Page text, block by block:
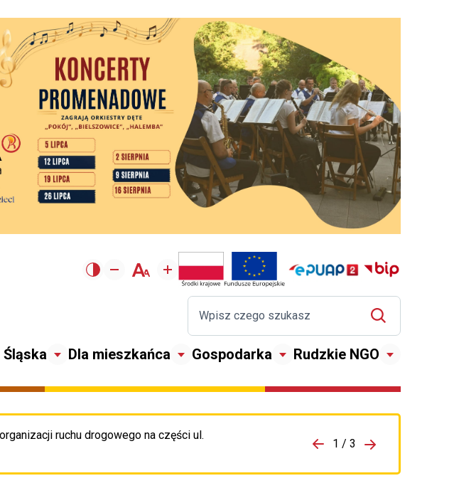
Śląska Dla mieszkańca Gospodarka Rudzkie NGO
ruchu drogowego na części ul.
Przejdź do porzpedniego komunikatu 1 / 3
Przejdź do